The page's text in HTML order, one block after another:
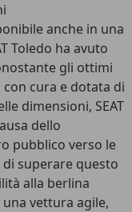
anche in una
Toledo ha avuto
gli ottimi
cura e dotata di
dimensioni, SEAT
dello
pubblico verso le
superare questo
alla berlina
vettura agile,